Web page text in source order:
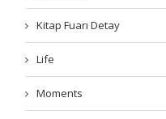
Kitap Fuarı Detay
Life
Moments